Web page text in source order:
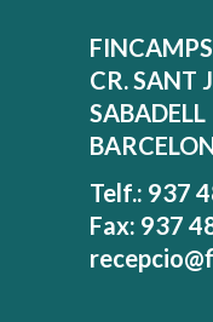
CR. SANT
SABADELL
Telf.: 937
Fax: 937